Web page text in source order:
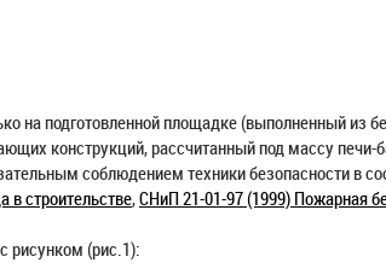
на подготовленной площадке (выполненный из
конструкций, рассчитанный под массу печи-
соблюдением техники безопасности в
в строительстве,СНиП 21-01-97 (1999) Пожарная
рисунком (рис.1):